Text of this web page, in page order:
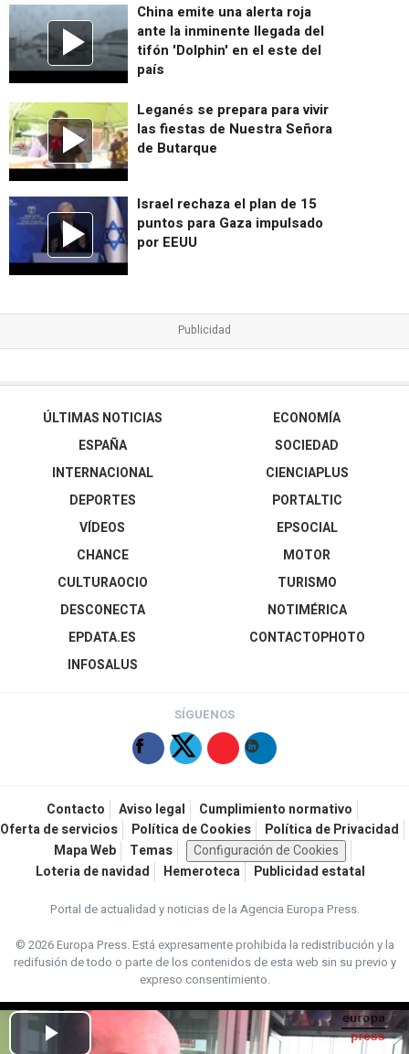
China emite una alerta roja
ante la inminente llegada del
tifón 'Dolphin' en el este del
país
Leganés se prepara para vivir
las fiestas de Nuestra Señora
de Butarque
Israel rechaza el plan de 15
puntos para Gaza impulsado
por EEUU
ÚLTIMAS NOTICIAS
ESPAÑA
INTERNACIONAL
DEPORTES
VÍDEOS
ECONOMÍA
SOCIEDAD
CIENCIAPLUS
PORTALTIC
EPSOCIAL
CHANCE
CULTURAOCIO
DESCONECTA
EPDATA.ES
INFOSALUS
MOTOR
TURISMO
NOTIMÉRICA
CONTACTOPHOTO
SÍGUENOS
Contacto Aviso legal
Cumplimiento normativo
Oferta de servicios
Política de Cookies
Política de Privacidad
Mapa Web
Temas
Configuración de Cookies
Loteria de navidad
Hemeroteca Publicidad estatal
Portal de actualidad y noticias de la Agencia Europa Press.
© 2026 Europa Press.Está expresamente prohibida la redistribución y la
redifusión de todo o parte de los contenidos de esta web sin su previo y
expreso consentimiento.